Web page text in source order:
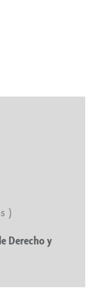
)
Derecho y